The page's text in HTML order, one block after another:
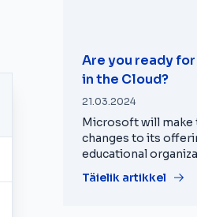
Are you ready
in the Cloud?
21.03.2024
Microsoft will make
changes to its
educational
Täielik artikkel